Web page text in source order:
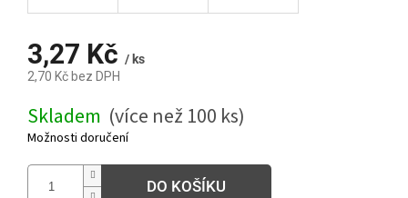
3,27 Kč / ks
2,70 Kč bez DPH
cena:
Skladem (více než 100 ks)
Možnosti doručení
DO KOŠÍKU